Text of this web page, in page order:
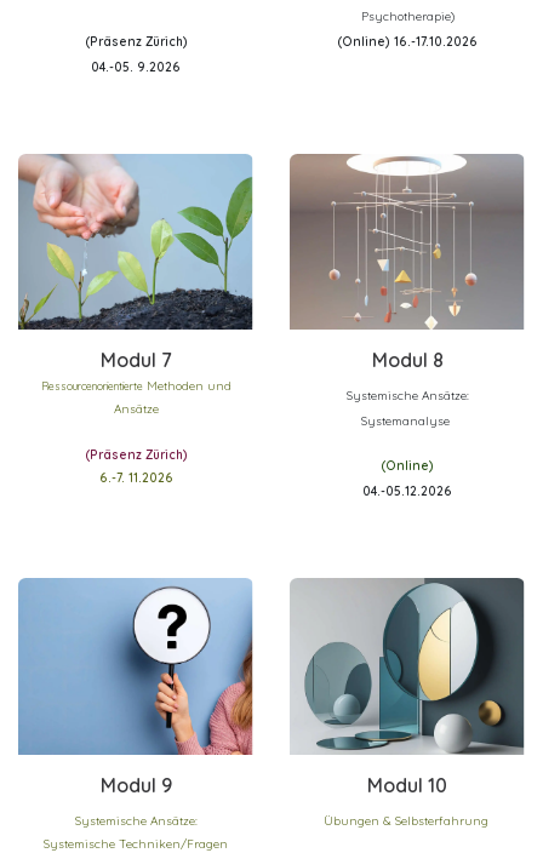
(Präsenz Zürich)
04.-05. 9.2026
Psychotherapie)
(Online) 16.-17.10.2026
Modul 7
RessourcenorientierteMethoden und
Ansätze
(Präsenz Zürich)
6.-7. 11.2026
Modul 8
Systemische Ansätze:
Systemanalyse
(Online)
04.-05.12.2026
Modul 9
Systemische Ansätze:
Systemische Techniken/Fragen
Modul 10
Übungen & Selbsterfahrung